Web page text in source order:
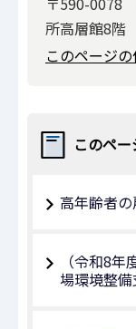
所高層館8階
このページ
このペ
高年齢者
（令和8
場環境整